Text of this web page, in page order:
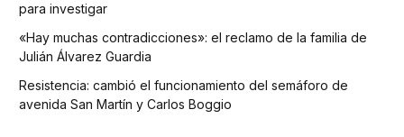
para investigar
«Hay muchas contradicciones»: el reclamo de la familia de
Julián Álvarez Guardia
Resistencia: cambió el funcionamiento del semáforo de
avenida San Martín y Carlos Boggio